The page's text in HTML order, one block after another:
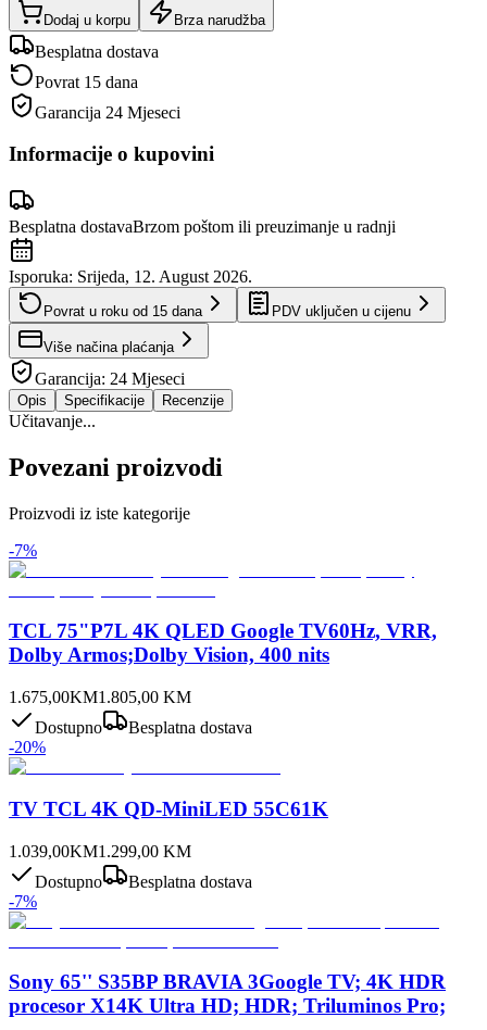
Dodaj u korpu Brza narudžba
Besplatna dostava
Povrat 15 dana
Garancija 24 Mjeseci
Informacije o kupovini
Besplatna dostavaBrzom poštom ili preuzimanje u radnji
Isporuka: Srijeda, 12. August 2026.
Povrat u roku od 15 dana PDV uključen u cijenu
Više načina plaćanja
Garancija: 24 Mjeseci
Opis Specifikacije Recenzije
Učitavanje...
Povezani proizvodi
Proizvodi iz iste kategorije
-7%
TCL 75"P7L 4K QLED Google TV60Hz, VRR,
Dolby Armos;Dolby Vision, 400 nits
1.675,00KM1.805,00 KM
Dostupno
Besplatna dostava
-20%
TV TCL 4K QD-MiniLED 55C61K
1.039,00KM1.299,00 KM
Dostupno
Besplatna dostava
-7%
Sony 65'' S35BP BRAVIA 3Google TV; 4K HDR
procesor X14K Ultra HD; HDR; Triluminos Pro;